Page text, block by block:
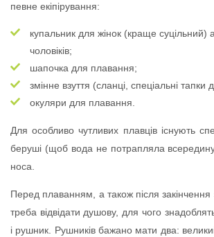
певне екіпірування:
купальник для жінок (краще суцільний)
чоловіків;
шапочка для плавання;
змінне взуття (сланці, спеціальні тапки
окуляри для плавання.
Для особливо чутливих плавців існують
беруші (щоб вода не потрапляла всередину
носа.
Перед плаванням, а також після закінчення
треба відвідати душову, для чого
і рушник. Рушників бажано мати два: